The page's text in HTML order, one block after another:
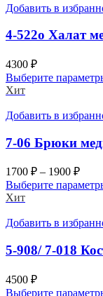
Добавить в
4-522о Халат
4300 ₽
Выберите
Хит
Добавить в
7-06 Брюки
1700 ₽ – 1900 ₽
Выберите
Хит
Добавить в
5-908/ 7-018
4500 ₽
Выберите